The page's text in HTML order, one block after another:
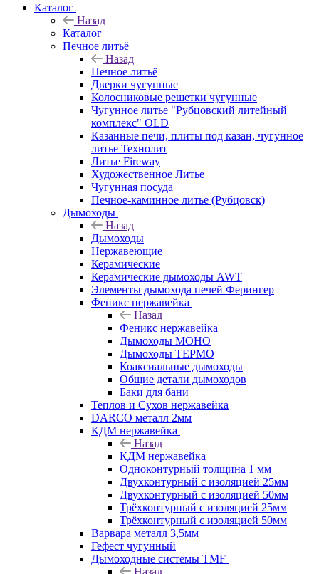
Каталог
Назад
Каталог
Печное литьё
Назад
Печное литьё
Дверки чугунные
Колосниковые решетки чугунные
Чугунное литье "Рубцовский литейный
комплекс" OLD
Казанные печи, плиты под казан, чугунное
литье Технолит
Литье Fireway
Художественное Литье
Чугунная посуда
Печное-каминное литье (Рубцовск)
Дымоходы
Назад
Дымоходы
Нержавеющие
Керамические
Керамические дымоходы AWT
Элементы дымохода печей Ферингер
Феникс нержавейка
Назад
Феникс нержавейка
Дымоходы МОНО
Дымоходы ТЕРМО
Коаксиальные дымоходы
Общие детали дымоходов
Баки для бани
Теплов и Сухов нержавейка
DARCO металл 2мм
КДМ нержавейка
Назад
КДМ нержавейка
Одноконтурный толщина 1 мм
Двухконтурный с изоляцией 25мм
Двухконтурный с изоляцией 50мм
Трёхконтурный с изоляцией 25мм
Трёхконтурный с изоляцией 50мм
Варвара металл 3,5мм
Гефест чугунный
Дымоходные системы TMF
Назад